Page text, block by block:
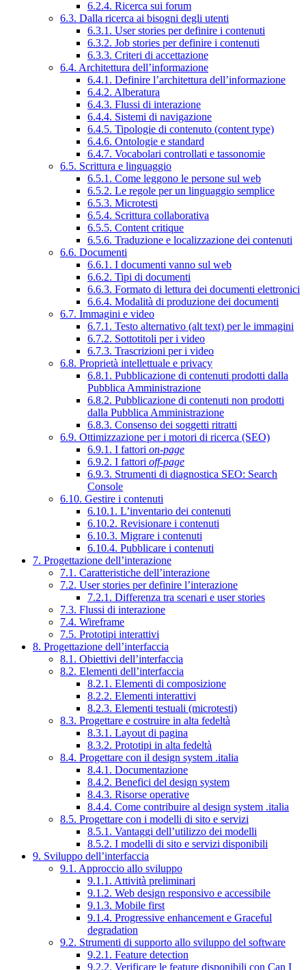
6.2.4. Ricerca sui forum
6.3. Dalla ricerca ai bisogni degli utenti
6.3.1. User stories per definire i contenuti
6.3.2. Job stories per definire i contenuti
6.3.3. Criteri di accettazione
6.4. Architettura dell’informazione
6.4.1. Definire l’architettura dell’informazione
6.4.2. Alberatura
6.4.3. Flussi di interazione
6.4.4. Sistemi di navigazione
6.4.5. Tipologie di contenuto (content type)
6.4.6. Ontologie e standard
6.4.7. Vocabolari controllati e tassonomie
6.5. Scrittura e linguaggio
6.5.1. Come leggono le persone sul web
6.5.2. Le regole per un linguaggio semplice
6.5.3. Microtesti
6.5.4. Scrittura collaborativa
6.5.5. Content critique
6.5.6. Traduzione e localizzazione dei contenuti
6.6. Documenti
6.6.1. I documenti vanno sul web
6.6.2. Tipi di documenti
6.6.3. Formato di lettura dei documenti elettronici
6.6.4. Modalità di produzione dei documenti
6.7. Immagini e video
6.7.1. Testo alternativo (alt text) per le immagini
6.7.2. Sottotitoli per i video
6.7.3. Trascrizioni per i video
6.8. Proprietà intellettuale e privacy
6.8.1. Pubblicazione di contenuti prodotti dalla
Pubblica Amministrazione
6.8.2. Pubblicazione di contenuti non prodotti
dalla Pubblica Amministrazione
6.8.3. Consenso dei soggetti ritratti
6.9. Ottimizzazione per i motori di ricerca (SEO)
6.9.1. I fattori on-page
6.9.2. I fattori off-page
6.9.3. Strumenti di diagnostica SEO: Search
Console
6.10. Gestire i contenuti
6.10.1. L’inventario dei contenuti
6.10.2. Revisionare i contenuti
6.10.3. Migrare i contenuti
6.10.4. Pubblicare i contenuti
7. Progettazione dell’interazione
7.1. Caratteristiche dell’interazione
7.2. User stories per definire l’interazione
7.2.1. Differenza tra scenari e user stories
7.3. Flussi di interazione
7.4. Wireframe
7.5. Prototipi interattivi
8. Progettazione dell’interfaccia
8.1. Obiettivi dell’interfaccia
8.2. Elementi dell’interfaccia
8.2.1. Elementi di composizione
8.2.2. Elementi interattivi
8.2.3. Elementi testuali (microtesti)
8.3. Progettare e costruire in alta fedeltà
8.3.1. Layout di pagina
8.3.2. Prototipi in alta fedeltà
8.4. Progettare con il design system .italia
8.4.1. Documentazione
8.4.2. Benefici del design system
8.4.3. Risorse operative
8.4.4. Come contribuire al design system .italia
8.5. Progettare con i modelli di sito e servizi
8.5.1. Vantaggi dell’utilizzo dei modelli
8.5.2. I modelli di sito e servizi disponibili
9. Sviluppo dell’interfaccia
9.1. Approccio allo sviluppo
9.1.1. Attività preliminari
9.1.2. Web design responsivo e accessibile
9.1.3. Mobile first
9.1.4. Progressive enhancement e Graceful
degradation
9.2. Strumenti di supporto allo sviluppo del software
9.2.1. Feature detection
9.2.2. Verificare le feature disponibili con Can I